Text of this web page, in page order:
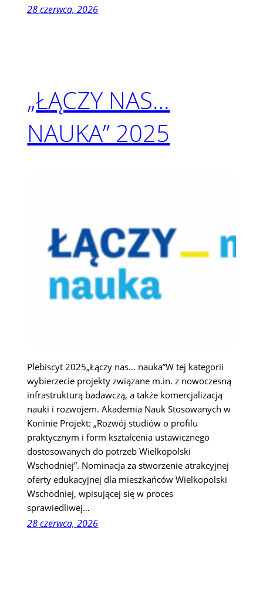
28 czerwca, 2026
„ŁĄCZY NAS…
NAUKA” 2025
Plebiscyt 2025„Łączy nas… nauka”W tej kategorii
wybierzecie projekty związane m.in. z nowoczesną
infrastrukturą badawczą, a także komercjalizacją
nauki i rozwojem. Akademia Nauk Stosowanych w
Koninie Projekt: „Rozwój studiów o profilu
praktycznym i form kształcenia ustawicznego
dostosowanych do potrzeb Wielkopolski
Wschodniej”. Nominacja za stworzenie atrakcyjnej
oferty edukacyjnej dla mieszkańców Wielkopolski
Wschodniej, wpisującej się w proces
sprawiedliwej…
28 czerwca, 2026